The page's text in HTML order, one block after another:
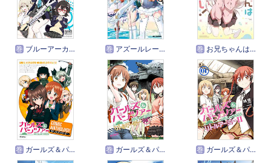
巻 ブルーアーカイブ コミックアンソロジー 巻 アズールレーン Queen's Orders 巻お兄ちゃんはおしまい！ 公式アンソロジーコミック
巻 ガールズ＆パンツァー コミックアンソロジー 巻 ガールズ＆パンツァー リトルアーミー 巻ガールズ＆パンツァー リトルアーミーII